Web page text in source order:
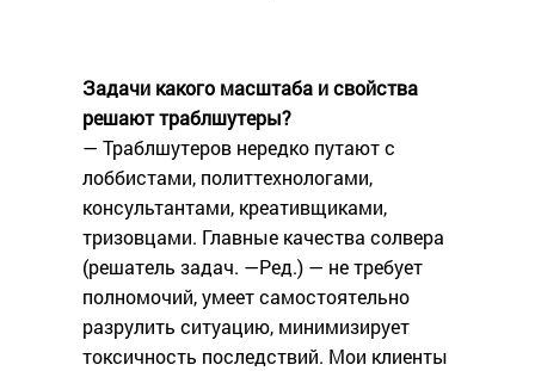
Задачи какого масштаба и свойства
решают траблшутеры?
— Траблшутеров нередко путают с
лоббистами, политтехнологами,
консультантами, креативщиками,
тризовцами. Главные качества солвера
(решатель задач. —Ред.) — не требует
полномочий, умеет самостоятельно
разрулить ситуацию, минимизирует
токсичность последствий. Мои клиенты